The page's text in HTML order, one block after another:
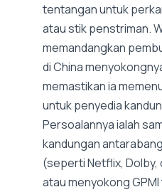
tentangan untuk
atau stik penstriman.
memandangkan
di China
memastikan ia
untuk penyedia
Persoalannya ialah
kandungan
(seperti Netflix, Dolby,
atau menyokong